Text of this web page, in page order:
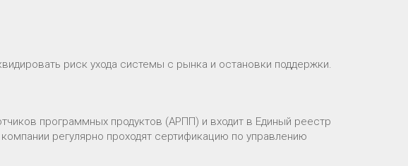
риск ухода системы с рынка и остановки поддержки.
программных продуктов (АРПП) и входит в Единый реестр
регулярно проходят сертификацию по управлению